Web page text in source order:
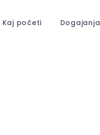
Kaj početi Dogajanja